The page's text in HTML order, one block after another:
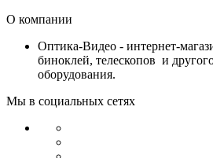
О компании
Оптика-Видео - интернет-
биноклей, телескопов и
оборудования.
Мы в социальных сетях